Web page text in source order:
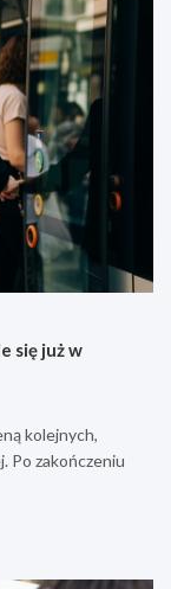
się już w
kolejnych,
Po zakończeniu